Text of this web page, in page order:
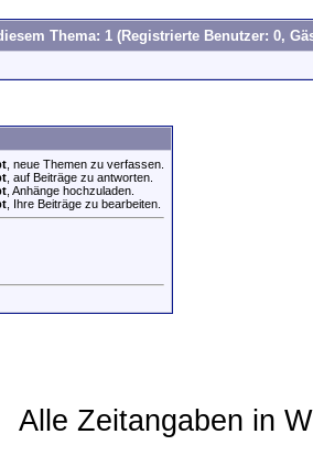
Thema: 1 (Registrierte Benutzer: 0,
, neue Themen zu verfassen.
, auf Beiträge zu antworten.
, Anhänge hochzuladen.
, Ihre Beiträge zu bearbeiten.
Alle Zeitangaben in